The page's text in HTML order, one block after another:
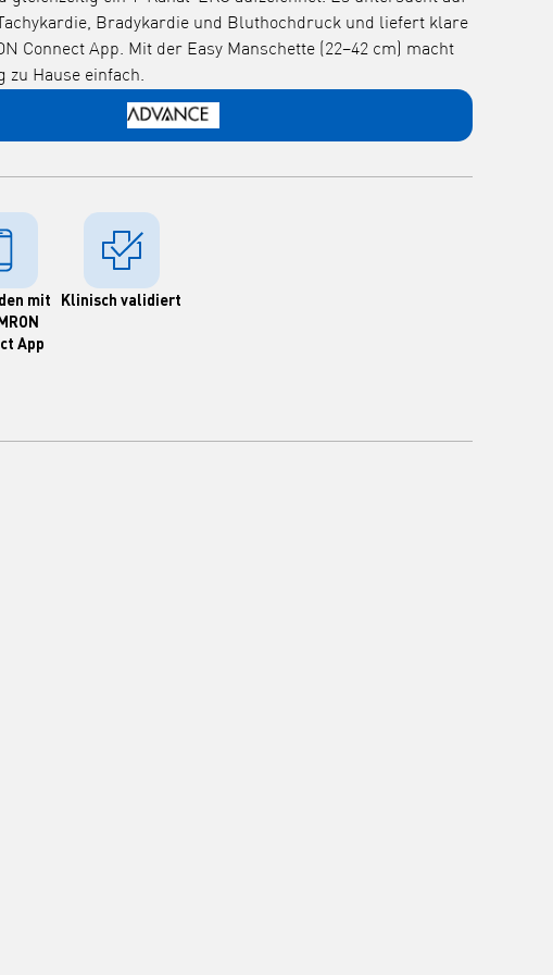
Bradykardie und Bluthochdruck und liefert klare
Connect App. Mit der Easy Manschette (22–42 cm) macht
zu Hause einfach.
mit
App
Klinisch validiert